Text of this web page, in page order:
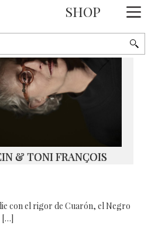
SHOP
& TONI FRANÇOIS
con el rigor de Cuarón, el Negro
[…]